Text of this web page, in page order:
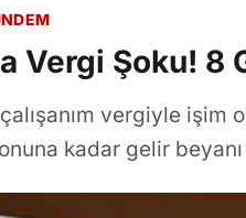
Vergi Şoku! 8
vergiyle
kadar gelir